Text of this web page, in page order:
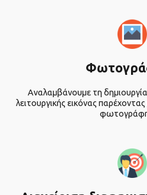
Αναλαμβάνουμε τη
λειτουργικής εικόνας